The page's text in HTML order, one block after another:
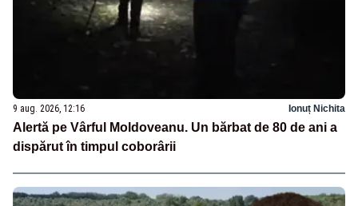
9 aug. 2026, 12:16 Ionuț Nichita
Alertă pe Vârful Moldoveanu. Un bărbat de 80 de ani a
dispărut în timpul coborârii